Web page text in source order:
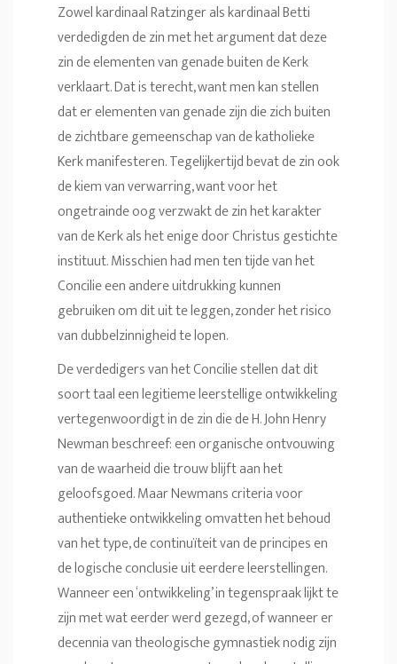
Zowel kardinaal Ratzinger als kardinaal Betti
verdedigden de zin met het argument dat deze
zin de elementen van genade buiten de Kerk
verklaart. Dat is terecht, want men kan stellen
dat er elementen van genade zijn die zich buiten
de zichtbare gemeenschap van de katholieke
Kerk manifesteren. Tegelijkertijd bevat de zin ook
de kiem van verwarring, want voor het
ongetrainde oog verzwakt de zin het karakter
van de Kerk als het enige door Christus gestichte
instituut. Misschien had men ten tijde van het
Concilie een andere uitdrukking kunnen
gebruiken om dit uit te leggen, zonder het risico
van dubbelzinnigheid te lopen.
De verdedigers van het Concilie stellen dat dit
soort taal een legitieme leerstellige ontwikkeling
vertegenwoordigt in de zin die de H. John Henry
Newman beschreef: een organische ontvouwing
van de waarheid die trouw blijft aan het
geloofsgoed. Maar Newmans criteria voor
authentieke ontwikkeling omvatten het behoud
van het type, de continuïteit van de principes en
de logische conclusie uit eerdere leerstellingen.
Wanneer een ‘ontwikkeling’ in tegenspraak lijkt te
zijn met wat eerder werd gezegd, of wanneer er
decennia van theologische gymnastiek nodig zijn